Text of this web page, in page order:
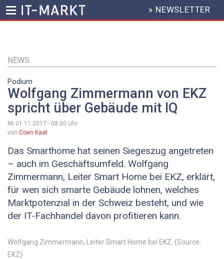
Inhalt
HEADER
MENU
» NEWSLETTER
NEWS
Podium
Wolfgang Zimmermann von EKZ
spricht über Gebäude mit IQ
Mi 01.11.2017 - 08:00 Uhr
von Coen Kaat
Das Smarthome hat seinen Siegeszug angetreten
– auch im Geschäftsumfeld. Wolfgang
Zimmermann, Leiter Smart Home bei EKZ, erklärt,
für wen sich smarte Gebäude lohnen, welches
Marktpotenzial in der Schweiz besteht, und wie
der IT-Fachhandel davon profitieren kann.
Wolfgang Zimmermann, Leiter Smart Home bei EKZ. (Source:
EKZ)